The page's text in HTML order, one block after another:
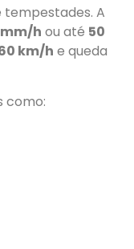
tempestades. A
mm/h ou até 50
km/h e queda
como: